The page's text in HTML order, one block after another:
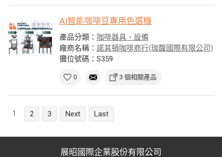
AI智能咖啡豆專用色選機
產品分類： 咖啡器具、設備
廠商名稱： 諾其頓咖啡商行(珈馥國際有限公司)
攤位號碼：S359
0 3 個相關產品
1 2 3 Next Last
展昭國際企業股份有限公司